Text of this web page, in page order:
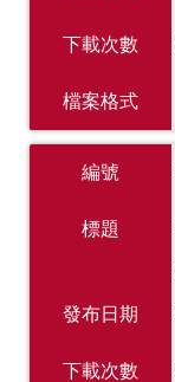
下載次數
檔案格式
編號
標題
發布日期
下載次數